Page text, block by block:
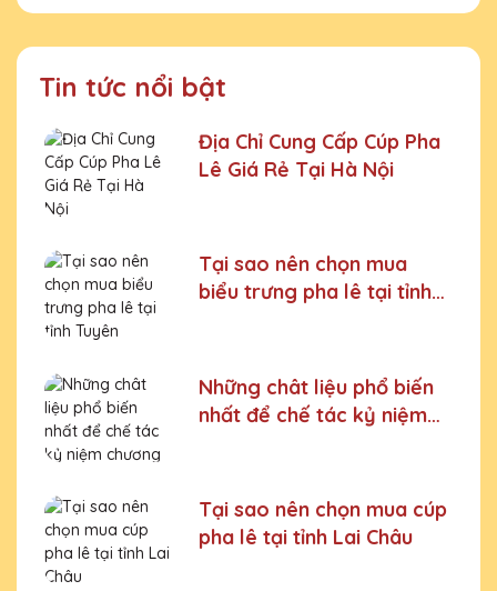
Tin tức nổi bật
Địa Chỉ Cung Cấp Cúp Pha
Lê Giá Rẻ Tại Hà Nội
Tại sao nên chọn mua
biểu trưng pha lê tại tỉnh
Những chât liệu phổ biến
nhất để chế tác kỷ niệm
Tại sao nên chọn mua cúp
pha lê tại tỉnh Lai Châu